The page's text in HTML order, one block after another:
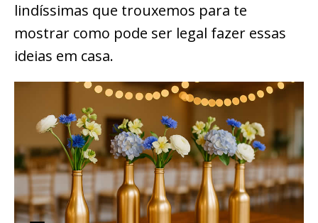
lindíssimas que trouxemos para te
mostrar como pode ser legal fazer essas
ideias em casa.